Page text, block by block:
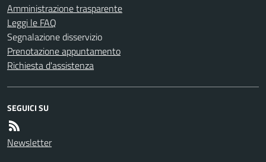
Amministrazione trasparente
Leggi le FAQ
Segnalazione disservizio
Prenotazione appuntamento
Richiesta d'assistenza
SEGUICI SU
Newsletter